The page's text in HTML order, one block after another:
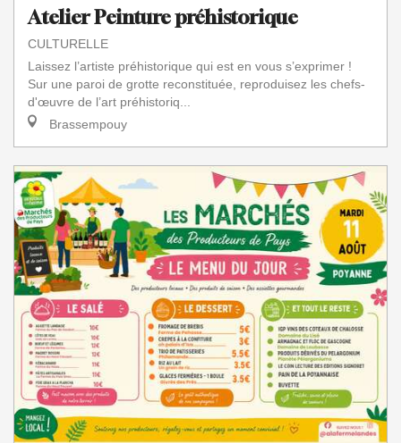
Atelier Peinture préhistorique
CULTURELLE
Laissez l’artiste préhistorique qui est en vous s’exprimer !
Sur une paroi de grotte reconstituée, reproduisez les chefs-
d'œuvre de l’art préhistoriq...
Brassempouy